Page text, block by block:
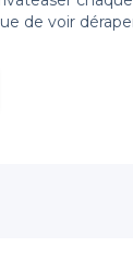
de voir